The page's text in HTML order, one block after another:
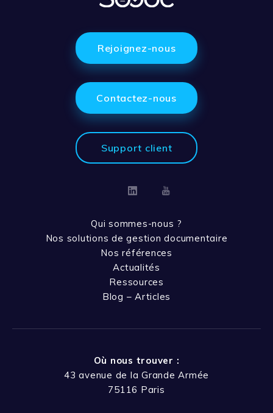
Rejoignez-nous
Contactez-nous
Support client
LinkedinYoutube
Qui sommes-nous ?
Nos solutions de gestion documentaire
Nos références
Actualités
Ressources
Blog – Articles
Où nous trouver :
43 avenue de la Grande Armée
75116 Paris